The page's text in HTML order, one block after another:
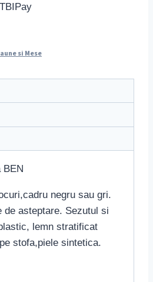
si Mese
BEN
negru sau gri.
de asteptare. Sezutul si
lemn stratificat
stofa,piele sintetica.